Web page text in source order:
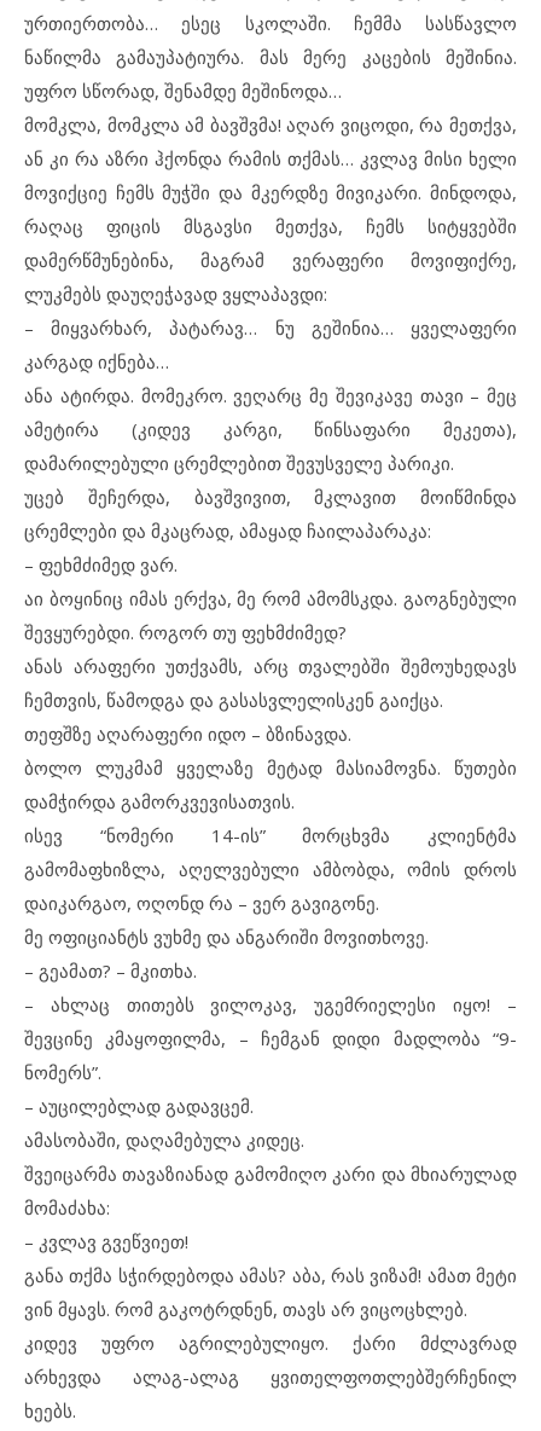
ურთიერთობა… ესეც სკოლაში. ჩემმა სასწავლო
ნაწილმა გამაუპატიურა. მას მერე კაცების მეშინია.
უფრო სწორად, შენამდე მეშინოდა…
მომკლა, მომკლა ამ ბავშვმა! აღარ ვიცოდი, რა მეთქვა,
ან კი რა აზრი ჰქონდა რამის თქმას… კვლავ მისი ხელი
მოვიქციე ჩემს მუჭში და მკერდზე მივიკარი. მინდოდა,
რაღაც ფიცის მსგავსი მეთქვა, ჩემს სიტყვებში
დამერწმუნებინა, მაგრამ ვერაფერი მოვიფიქრე,
ლუკმებს დაუღეჭავად ვყლაპავდი:
– მიყვარხარ, პატარავ… ნუ გეშინია… ყველაფერი
კარგად იქნება…
ანა ატირდა. მომეკრო. ვეღარც მე შევიკავე თავი – მეც
ამეტირა (კიდევ კარგი, წინსაფარი მეკეთა),
დამარილებული ცრემლებით შევუსველე პარიკი.
უცებ შეჩერდა, ბავშვივით, მკლავით მოიწმინდა
ცრემლები და მკაცრად, ამაყად ჩაილაპარაკა:
– ფეხმძიმედ ვარ.
აი ბოყინიც იმას ერქვა, მე რომ ამომსკდა. გაოგნებული
შევყურებდი. როგორ თუ ფეხმძიმედ?
ანას არაფერი უთქვამს, არც თვალებში შემოუხედავს
ჩემთვის, წამოდგა და გასასვლელისკენ გაიქცა.
თეფშზე აღარაფერი იდო – ბზინავდა.
ბოლო ლუკმამ ყველაზე მეტად მასიამოვნა. წუთები
დამჭირდა გამორკვევისათვის.
ისევ “ნომერი 14-ის” მორცხვმა კლიენტმა
გამომაფხიზლა, აღელვებული ამბობდა, ომის დროს
დაიკარგაო, ოღონდ რა – ვერ გავიგონე.
მე ოფიციანტს ვუხმე და ანგარიში მოვითხოვე.
– გეამათ? – მკითხა.
– ახლაც თითებს ვილოკავ, უგემრიელესი იყო! –
შევცინე კმაყოფილმა, – ჩემგან დიდი მადლობა “9-
ნომერს”.
– აუცილებლად გადავცემ.
ამასობაში, დაღამებულა კიდეც.
შვეიცარმა თავაზიანად გამომიღო კარი და მხიარულად
მომაძახა:
– კვლავ გვეწვიეთ!
განა თქმა სჭირდებოდა ამას? აბა, რას ვიზამ! ამათ მეტი
ვინ მყავს. რომ გაკოტრდნენ, თავს არ ვიცოცხლებ.
კიდევ უფრო აგრილებულიყო. ქარი მძლავრად
არხევდა ალაგ-ალაგ ყვითელფოთლებშერჩენილ
ხეებს.